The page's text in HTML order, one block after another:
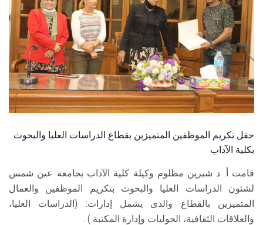
هيئة التدريس
الدراسات العليا
الخريجين
الموظفون
الزائـرون
سجل الان
حفل تكريم الموظفين المتميزين بقطاع الدراسات العليا والبحوث
بكلية الآداب
قامت أ. د شيرين مظلوم وكيلة كلية الآداب بجامعة عين شمس
لشئون الدراسات العليا والبحوث بتكريم الموظفين والعمال
المتميزين بالقطاع والذى يشمل إدارات: (الدراسات العليا،
والعلاقات الثقافية، الحوليات وإدارة المكتبة ) .